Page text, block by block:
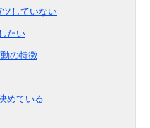
していない
たい
の特徴
めている